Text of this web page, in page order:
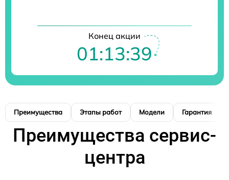
Конец акции
01:13:38
Преимущества Этапы работ Модели Гарантия
Преимущества сервис-
центра